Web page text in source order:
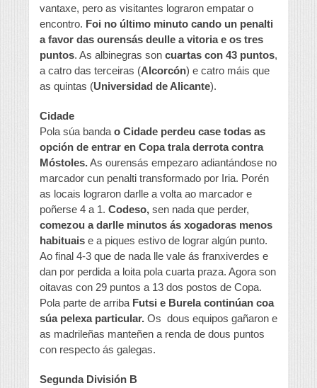
vantaxe, pero as visitantes lograron empatar o
encontro. Foi no último minuto cando un penalti
a favor das ourensás deulle a vitoria e os tres
puntos. As albinegras son cuartas con 43 puntos,
a catro das terceiras (Alcorcón) e catro máis que
as quintas (Universidad de Alicante).
Cidade
Pola súa banda o Cidade perdeu case todas as
opción de entrar en Copa trala derrota contra
Móstoles.As ourensás empezaro adiantándose no
marcador cun penalti transformado por Iria. Porén
as locais lograron darlle a volta ao marcador e
poñerse 4 a 1. Codeso, sen nada que perder,
comezou a darlle minutos ás xogadoras menos
habituais e a piques estivo de lograr algún punto.
Ao final 4-3 que de nada lle vale ás franxiverdes e
dan por perdida a loita pola cuarta praza. Agora son
oitavas con 29 puntos a 13 dos postos de Copa.
Pola parte de arriba Futsi e Burela continúan coa
súa pelexa particular. Os dous equipos gañaron e
as madrileñas manteñen a renda de dous puntos
con respecto ás galegas.
Segunda División B